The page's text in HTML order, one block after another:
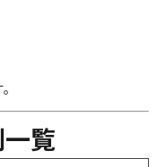
覧